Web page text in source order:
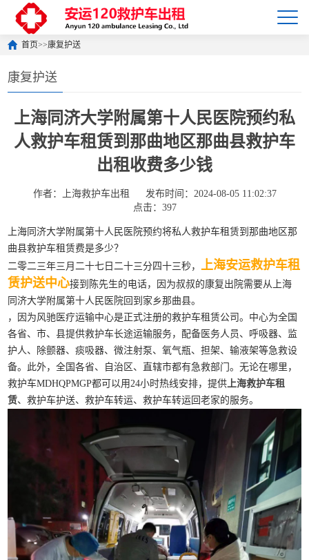
首页>>康复护送
康复护送
上海同济大学附属第十人民医院预约私
人救护车租赁到那曲地区那曲县救护车
出租收费多少钱
作者：上海救护车出租
发布时间：2024-08-05 11:02:37
点击：397
上海同济大学附属第十人民医院预约将私人救护车租赁到那曲地区那
曲县救护车租赁费是多少？
二零二三年三月二十七日二十三分四十三秒， 上海安运救护车租
赁护送中心接到陈先生的电话，因为叔叔的康复出院需要从上海
同济大学附属第十人民医院回到家乡那曲县。
，因为风驰医疗运输中心是正式注册的救护车租赁公司。中心为全国
各省、市、县提供救护车长途运输服务，配备医务人员、呼吸器、监
护人、除颤器、痰吸器、微注射泵、氧气瓶、担架、输液架等急救设
备。此外，全国各省、自治区、直辖市都有急救部门。无论在哪里，
救护车MDHQPMGP都可以用24小时热线安排，提供上海救护车租
赁、救护车护送、救护车转运、救护车转运回老家的服务。